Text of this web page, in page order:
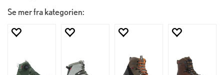
Se mer fra kategorien: